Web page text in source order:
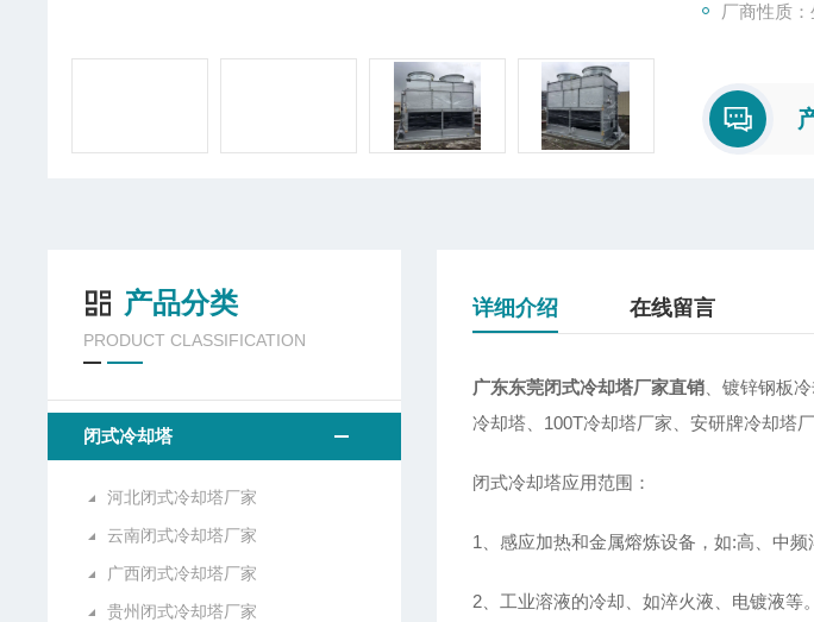
厂商性质
产品分类
PRODUCT CLASSIFICATION
闭式冷却塔
河北闭式冷却塔厂家
云南闭式冷却塔厂家
广西闭式冷却塔厂家
贵州闭式冷却塔厂家
详细介绍 在线留言
广东东莞闭式冷却塔厂家直销 、镀锌钢板
冷却塔、100T冷却塔厂家、安研牌冷却塔
闭式冷却塔应用范围：
1、感应加热和金属熔炼设备，如:高、中
2、工业溶液的冷却、如淬火液、电镀液等。